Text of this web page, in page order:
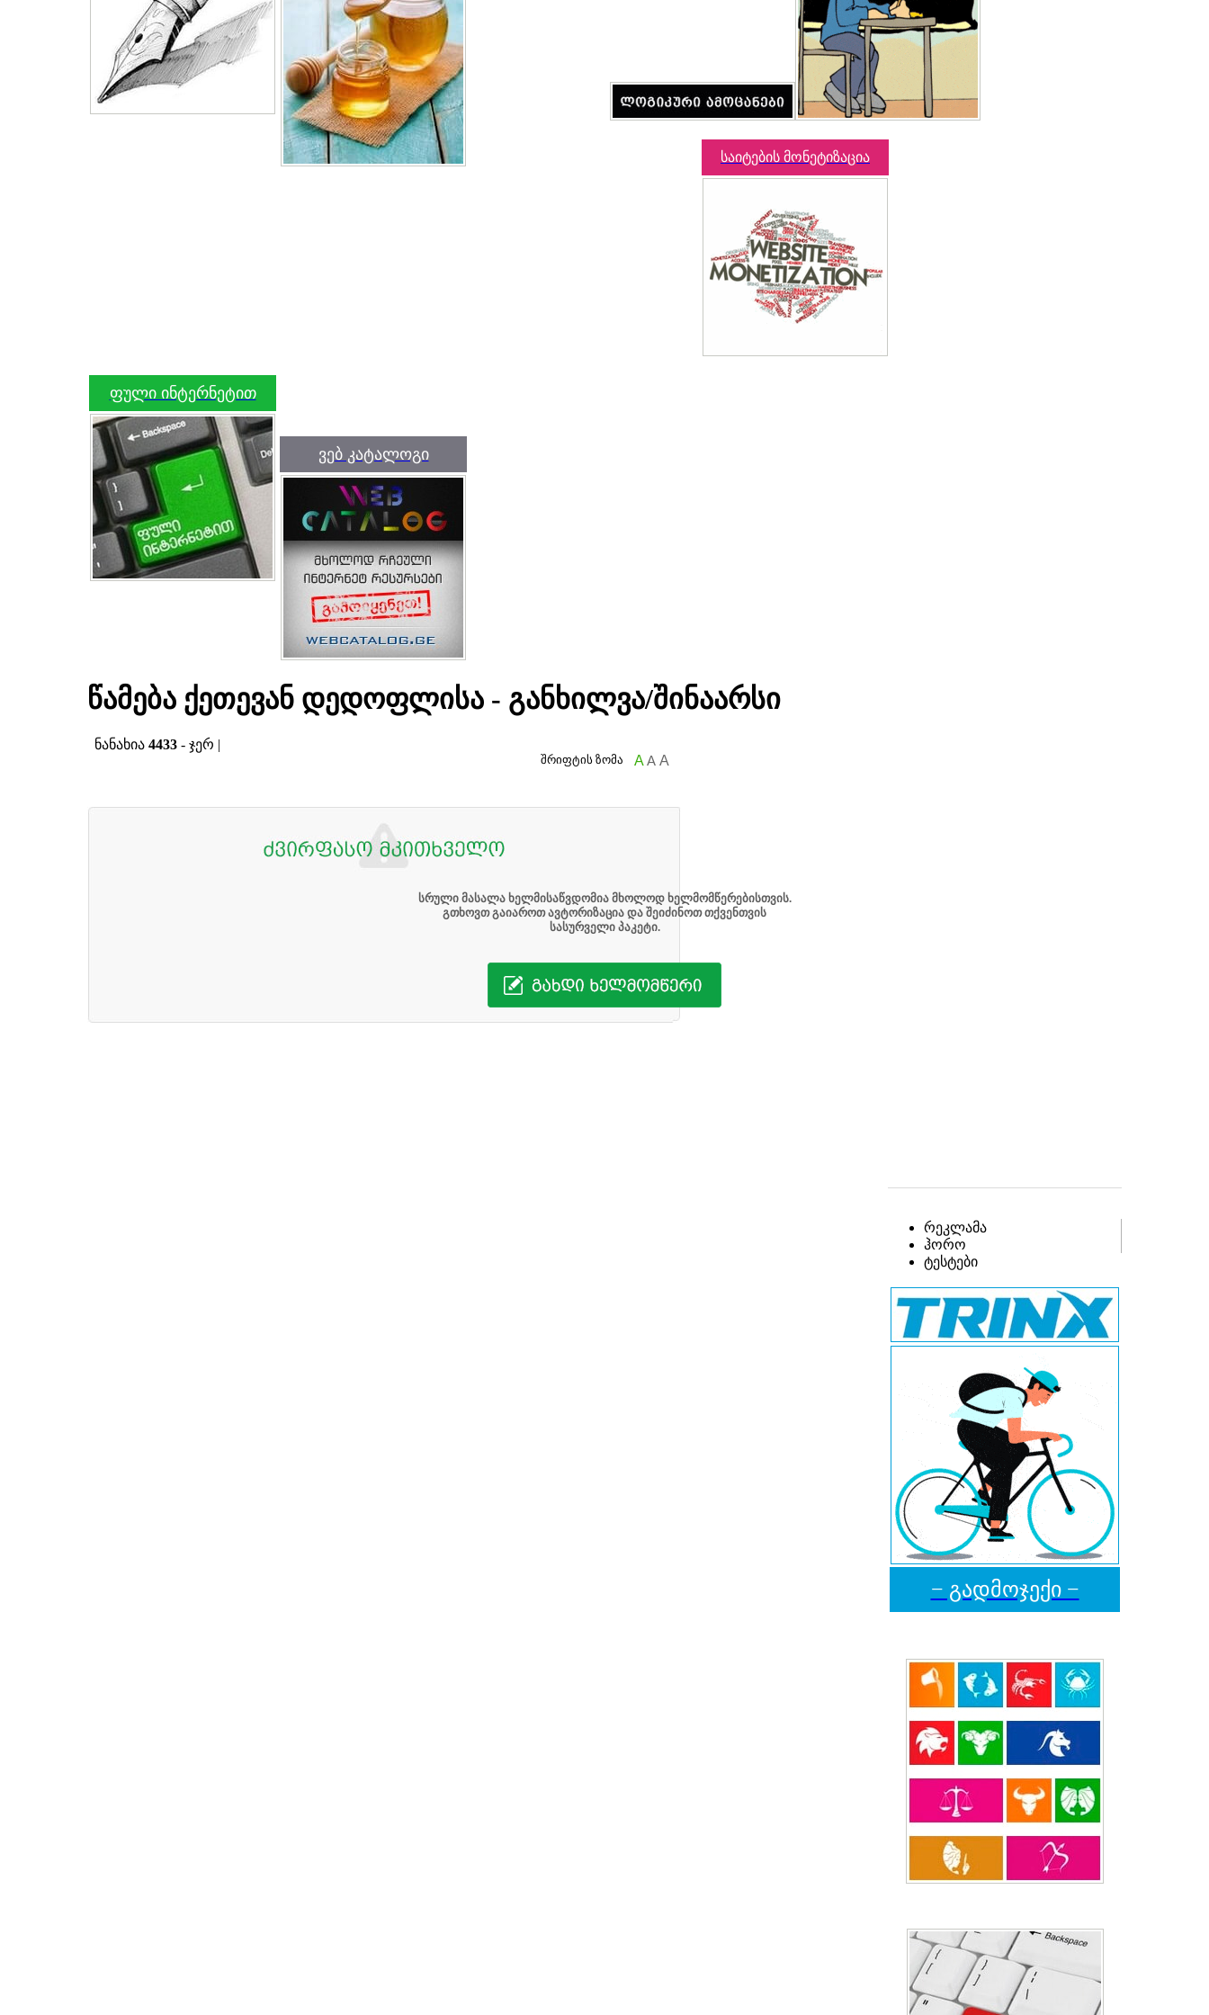
საიტების მონეტიზაცია
ფული ინტერნეტით
ვებ კატალოგი
წამება ქეთევან დედოფლისა - განხილვა/შინაარსი
ნანახია 4433 - ჯერ |
შრიფტის ზომა A A A
სრული მასალა ხელმისაწვდომია მხოლოდ ხელმომწერებისთვის.
გთხოვთ გაიაროთ ავტორიზაცია და შეიძინოთ თქვენთვის
სასურველი პაკეტი.
რეკლამა
ჰორო
ტესტები
− გადმოჯექი −